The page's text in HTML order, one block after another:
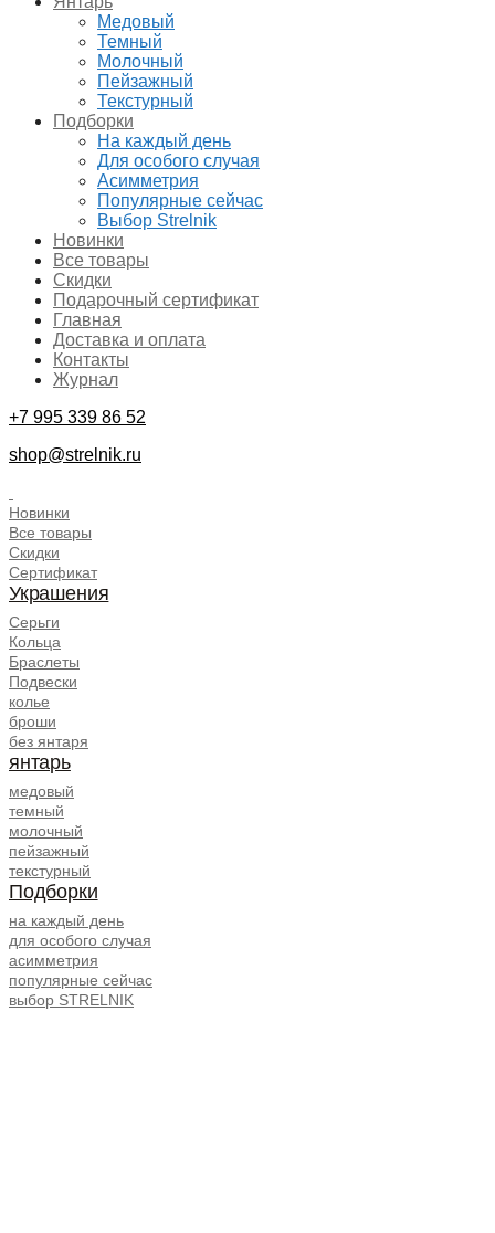
Медовый
Темный
Молочный
Пейзажный
Текстурный
Подборки
На каждый день
Для особого случая
Асимметрия
Популярные сейчас
Выбор Strelnik
Новинки
Все товары
Скидки
Подарочный сертификат
Главная
Доставка и оплата
Контакты
Журнал
+7 995 339 86 52
shop@strelnik.ru
Новинки
Все товары
Скидки
Сертификат
Украшения
Серьги
Кольца
Браслеты
Подвески
колье
броши
без янтаря
янтарь
медовый
темный
молочный
пейзажный
текстурный
Подборки
на каждый день
для особого случая
асимметрия
популярные сейчас
выбор STRELNIK